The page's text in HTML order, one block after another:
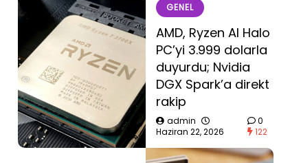
GENEL
AMD, Ryzen AI Halo
PC’yi 3.999 dolarla
duyurdu; Nvidia
DGX Spark’a direkt
rakip
admin
Haziran 22, 2026
0
122